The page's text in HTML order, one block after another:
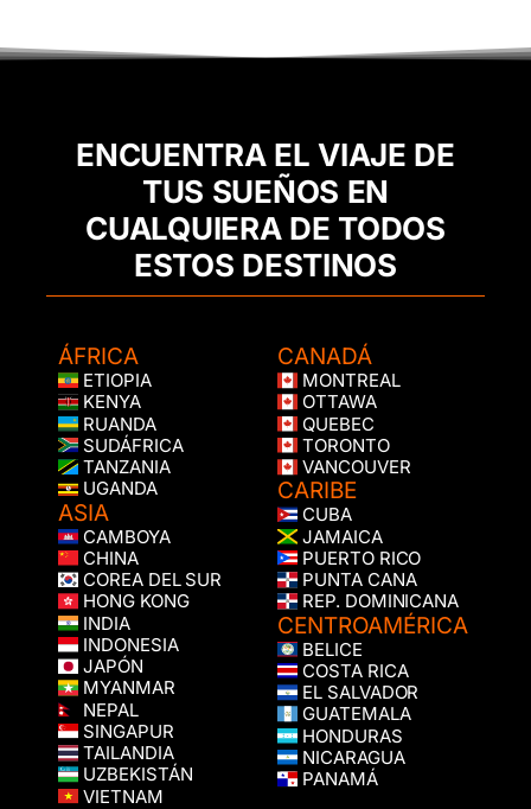
ENCUENTRA EL VIAJE DE
TUS SUEÑOS EN
CUALQUIERA DE TODOS
ESTOS DESTINOS
ÁFRICA
ETIOPIA
KENYA
RUANDA
SUDÁFRICA
TANZANIA
UGANDA
ASIA
CAMBOYA
CHINA
COREA DEL SUR
HONG KONG
INDIA
INDONESIA
JAPÓN
MYANMAR
NEPAL
SINGAPUR
TAILANDIA
UZBEKISTÁN
VIETNAM
CANADÁ
MONTREAL
OTTAWA
QUEBEC
TORONTO
VANCOUVER
CARIBE
CUBA
JAMAICA
PUERTO RICO
PUNTA CANA
REP. DOMINICANA
CENTROAMÉRICA
BELICE
COSTA RICA
EL SALVADOR
GUATEMALA
HONDURAS
NICARAGUA
PANAMÁ